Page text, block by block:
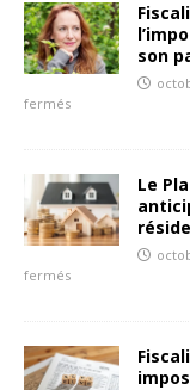
son
fermés
Le
fermés